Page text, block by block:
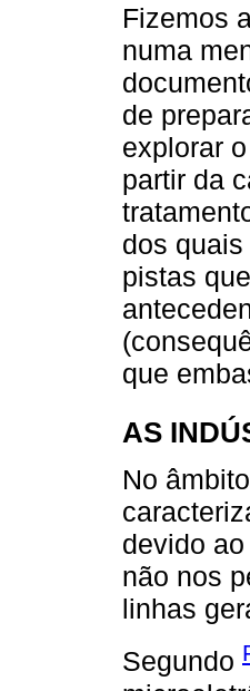
Fizemos
numa
de
explorar
partir da
dos
pistas
que
AS
No
devido
não nos
linhas
Segundo